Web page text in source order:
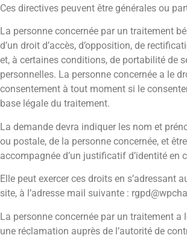
Ces directives peuvent être générales ou
La personne concernée par un traitement
d’un droit d’accès, d’opposition, de
et, à certaines conditions, de portabilité de
personnelles. La personne concernée a le
consentement à tout moment si le
base légale du traitement.
La demande devra indiquer les nom et
ou postale, de la personne concernée, et
accompagnée d’un justificatif d’identité en
Elle peut exercer ces droits en s’adressant
site, à l’adresse mail suivante :
La personne concernée par un traitement a
une réclamation auprès de l’autorité de